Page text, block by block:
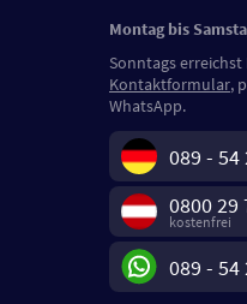
Montag bis
Sonntags
Kontaktformular,
WhatsApp.
089 - 54
0800 29
kostenfrei
089 - 54